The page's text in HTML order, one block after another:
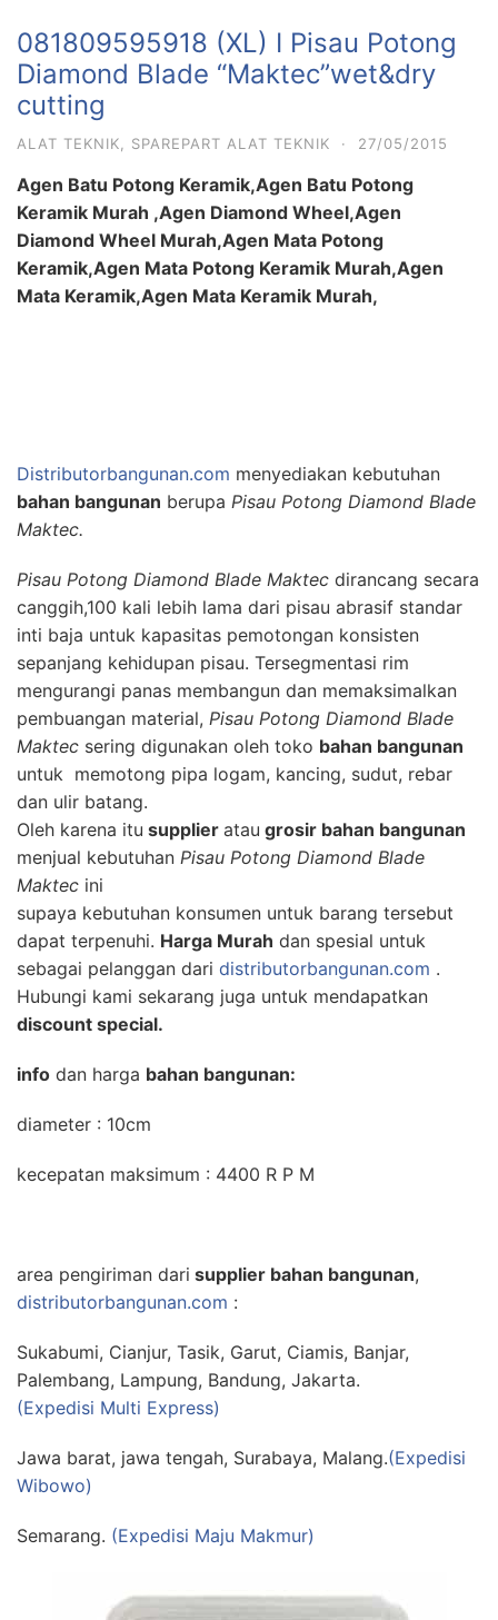
081809595918 (XL) I Pisau Potong
Diamond Blade “Maktec”wet&dry
cutting
ALAT TEKNIK, SPAREPART ALAT TEKNIK · 27/05/2015
Agen Batu Potong Keramik,Agen Batu Potong
Keramik Murah ,Agen Diamond Wheel,Agen
Diamond Wheel Murah,Agen Mata Potong
Keramik,Agen Mata Potong Keramik Murah,Agen
Mata Keramik,Agen Mata Keramik Murah,
Distributorbangunan.com menyediakan kebutuhan
bahan bangunan berupa Pisau Potong Diamond Blade
Maktec.
Pisau Potong Diamond Blade Maktec dirancang secara
canggih,100 kali lebih lama dari pisau abrasif standar
inti baja untuk kapasitas pemotongan konsisten
sepanjang kehidupan pisau. Tersegmentasi rim
mengurangi panas membangun dan memaksimalkan
pembuangan material, Pisau Potong Diamond Blade
Maktec sering digunakan oleh toko bahan bangunan
untuk memotong pipa logam, kancing, sudut, rebar
dan ulir batang.
Oleh karena itu supplier atau grosir bahan bangunan
menjual kebutuhan Pisau Potong Diamond Blade
Maktec ini
supaya kebutuhan konsumen untuk barang tersebut
dapat terpenuhi. Harga Murah dan spesial untuk
sebagai pelanggan dari distributorbangunan.com .
Hubungi kami sekarang juga untuk mendapatkan
discount special.
info dan harga bahan bangunan:
diameter : 10cm
kecepatan maksimum : 4400 R P M
area pengiriman dari supplier bahan bangunan,
distributorbangunan.com :
Sukabumi, Cianjur, Tasik, Garut, Ciamis, Banjar,
Palembang, Lampung, Bandung, Jakarta.
(Expedisi Multi Express)
Jawa barat, jawa tengah, Surabaya, Malang.(Expedisi
Wibowo)
Semarang. (Expedisi Maju Makmur)